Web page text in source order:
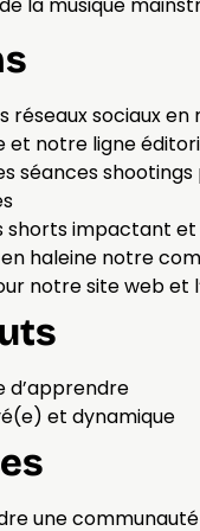
la musique
réseaux sociaux
et notre ligne
séances
shorts impactant
haleine notre
notre site web et
d’apprendre
et dynamique
une